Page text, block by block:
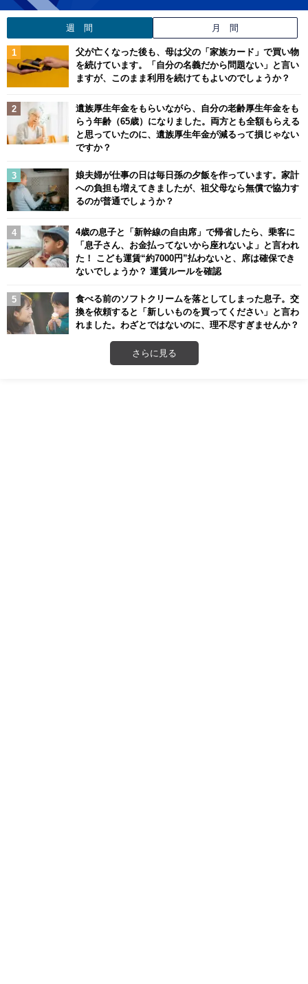
週 間 月 間
父が亡くなった後も、母は父の「家族カード」で買い物
を続けています。「自分の名義だから問題ない」と言い
ますが、このまま利用を続けてもよいのでしょうか？
遺族厚生年金をもらいながら、自分の老齢厚生年金をも
らう年齢（65歳）になりました。両方とも全額もらえる
と思っていたのに、遺族厚生年金が減るって損じゃない
ですか？
娘夫婦が仕事の日は毎日孫の夕飯を作っています。家計
への負担も増えてきましたが、祖父母なら無償で協力す
るのが普通でしょうか？
4歳の息子と「新幹線の自由席」で帰省したら、乗客に
「息子さん、お金払ってないから座れないよ」と言われ
た！ こども運賃“約7000円”払わないと、席は確保でき
ないでしょうか？ 運賃ルールを確認
食べる前のソフトクリームを落としてしまった息子。交
換を依頼すると「新しいものを買ってください」と言わ
れました。わざとではないのに、理不尽すぎませんか？
さらに見る